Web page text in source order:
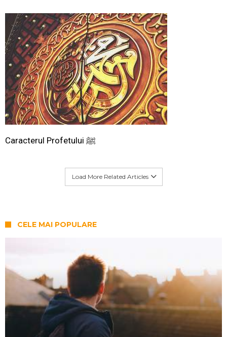
Caracterul Profetului ﷺ
Load More Related Articles
CELE MAI POPULARE